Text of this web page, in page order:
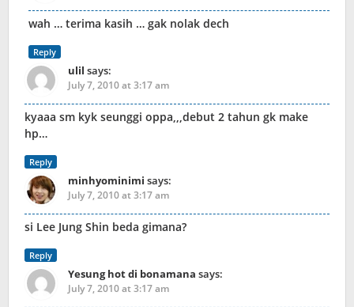
wah … terima kasih … gak nolak dech
Reply
ulil says:
July 7, 2010 at 3:17 am
kyaaa sm kyk seunggi oppa,,,debut 2 tahun gk make
hp…
Reply
minhyominimi says:
July 7, 2010 at 3:17 am
si Lee Jung Shin beda gimana?
Reply
Yesung hot di bonamana says:
July 7, 2010 at 3:17 am